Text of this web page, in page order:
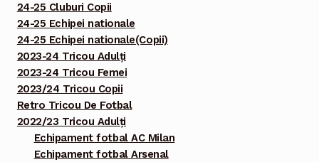
24-25 Cluburi Copii
24-25 Echipei nationale
24-25 Echipei nationale(Copii)
2023-24 Tricou Adulți
2023-24 Tricou Femei
2023/24 Tricou Copii
Retro Tricou De Fotbal
2022/23 Tricou Adulți
Echipament fotbal AC Milan
Echipament fotbal Arsenal